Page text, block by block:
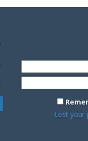
Lost your